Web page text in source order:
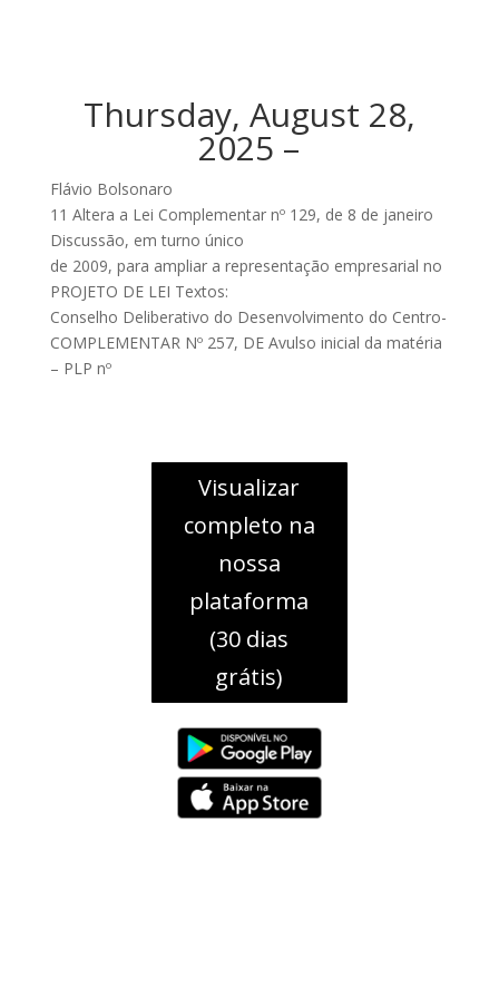
Thursday, August 28,
2025 –
Flávio Bolsonaro
11 Altera a Lei Complementar nº 129, de 8 de janeiro
Discussão, em turno único
de 2009, para ampliar a representação empresarial no
PROJETO DE LEI Textos:
Conselho Deliberativo do Desenvolvimento do Centro-
COMPLEMENTAR Nº 257, DE Avulso inicial da matéria
– PLP nº
Visualizar
completo na
nossa
plataforma
(30 dias
grátis)